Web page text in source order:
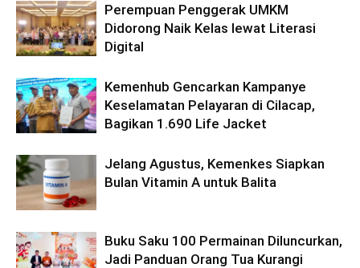
Perempuan Penggerak UMKM
Didorong Naik Kelas lewat Literasi
Digital
Kemenhub Gencarkan Kampanye
Keselamatan Pelayaran di Cilacap,
Bagikan 1.690 Life Jacket
Jelang Agustus, Kemenkes Siapkan
Bulan Vitamin A untuk Balita
Buku Saku 100 Permainan Diluncurkan,
Jadi Panduan Orang Tua Kurangi